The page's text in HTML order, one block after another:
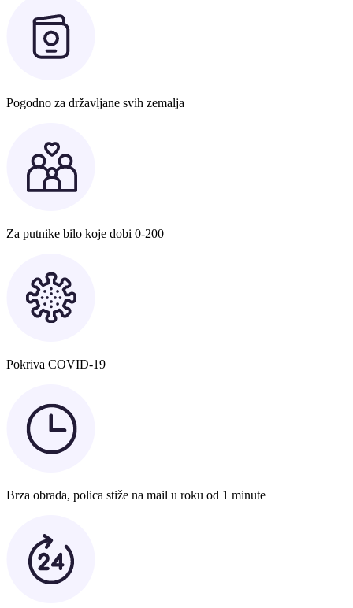
Pogodno za državljane svih zemalja
Za putnike bilo koje dobi 0-200
Pokriva COVID-19
Brza obrada, polica stiže na mail u roku od 1 minute